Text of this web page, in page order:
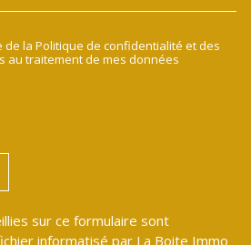
de la Politique de confidentialité et des
au traitement de mes données
sur ce formulaire sont
informatisé par La Boite Immo